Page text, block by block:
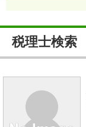
税理士検索